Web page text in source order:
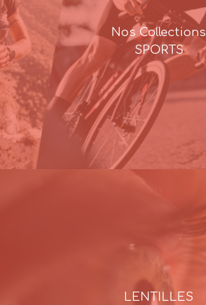
Nos Collections
SPORTS
LENTILLES